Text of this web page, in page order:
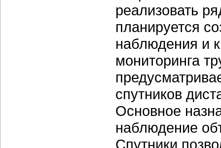
реализовать
планируется
наблюдения и
мониторинга
спутников
Основное
наблюдение
Спутники